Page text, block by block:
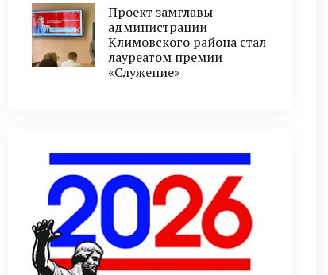
Проект замглавы
администрации
Климовского района стал
лауреатом премии
«Служение»